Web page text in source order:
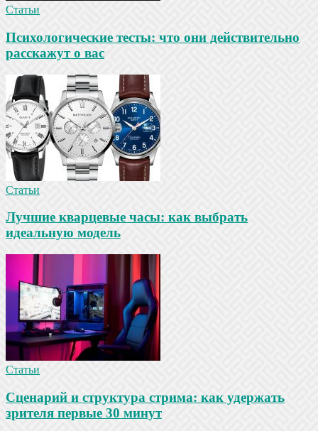
Статьи
Психологические тесты: что они действительно
расскажут о вас
Статьи
Лучшие кварцевые часы: как выбрать
идеальную модель
Статьи
Сценарий и структура стрима: как удержать
зрителя первые 30 минут